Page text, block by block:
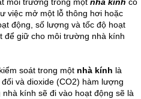
việc mở một lỗ thông hơi hoặc
động, số lượng và tốc độ hoạt
để giữ cho môi trường nhà kính
soát trong một nhà kính là
và dioxide (CO2) hàm lượng
kính sẽ đi vào hoạt động sẽ là